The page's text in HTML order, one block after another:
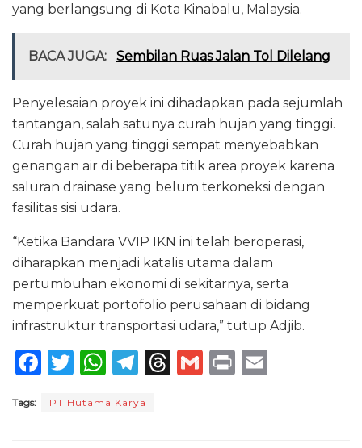
yang berlangsung di Kota Kinabalu, Malaysia.
BACA JUGA: Sembilan Ruas Jalan Tol Dilelang
Penyelesaian proyek ini dihadapkan pada sejumlah
tantangan, salah satunya curah hujan yang tinggi.
Curah hujan yang tinggi sempat menyebabkan
genangan air di beberapa titik area proyek karena
saluran drainase yang belum terkoneksi dengan
fasilitas sisi udara.
“Ketika Bandara VVIP IKN ini telah beroperasi,
diharapkan menjadi katalis utama dalam
pertumbuhan ekonomi di sekitarnya, serta
memperkuat portofolio perusahaan di bidang
infrastruktur transportasi udara,” tutup Adjib.
F
c
T
it
W
a
T
e
T
G P
Tags: PT Hutama Karya